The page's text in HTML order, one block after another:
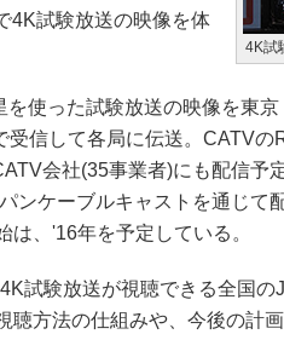
4K試
4K試験放送の映像を体
使った試験放送の映像を東京
信して各局に伝送。CATVの
会社(35事業者)にも配信予
ンケーブルキャストを通じて
、'16年を予定している。
試験放送が視聴できる全国の
聴方法の仕組みや、今後の計